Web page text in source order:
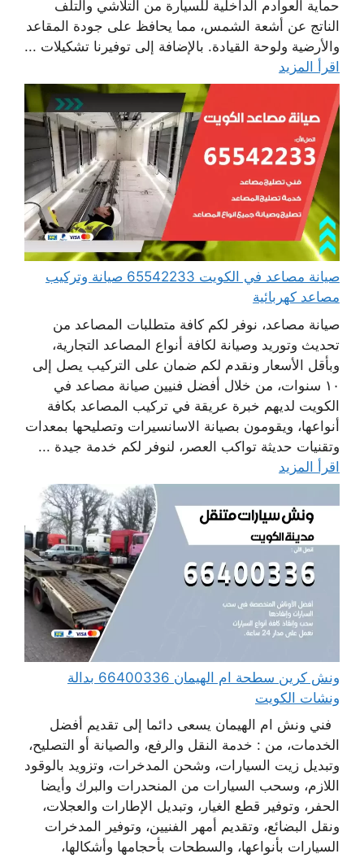
حماية العوادم الداخلية للسيارة من التلاشي والتلف
الناتج عن أشعة الشمس، مما يحافظ على جودة المقاعد
والأرضية ولوحة القيادة. بالإضافة إلى توفيرنا تشكيلات ...
اقرأ المزيد
صيانة مصاعد في الكويت 65542233 صيانة وتركيب
مصاعد كهربائية
صيانة مصاعد، نوفر لكم كافة متطلبات المصاعد من
تحديث وتوريد وصيانة لكافة أنواع المصاعد التجارية،
وبأقل الأسعار ونقدم لكم ضمان على التركيب يصل إلى
١٠ سنوات، من خلال أفضل فنيين صيانة مصاعد في
الكويت لديهم خبرة عريقة في تركيب المصاعد بكافة
أنواعها، ويقومون بصيانة الاسانسيرات وتصليحها بمعدات
وتقنيات حديثة تواكب العصر، لنوفر لكم خدمة جيدة ...
اقرأ المزيد
ونش كرين سطحة ام الهيمان 66400336 بدالة
ونشات الكويت
فني ونش ام الهيمان يسعى دائما إلى تقديم أفضل
الخدمات، من : خدمة النقل والرفع، والصيانة أو التصليح،
وتبديل زيت السيارات، وشحن المدخرات، وتزويد بالوقود
اللازم، وسحب السيارات من المنحدرات والبرك وأيضا
الحفر، وتوفير قطع الغيار، وتبديل الإطارات والعجلات،
ونقل البضائع، وتقديم أمهر الفنيين، وتوفير المدخرات
السيارات بأنواعها، والسطحات بأحجامها وأشكالها،